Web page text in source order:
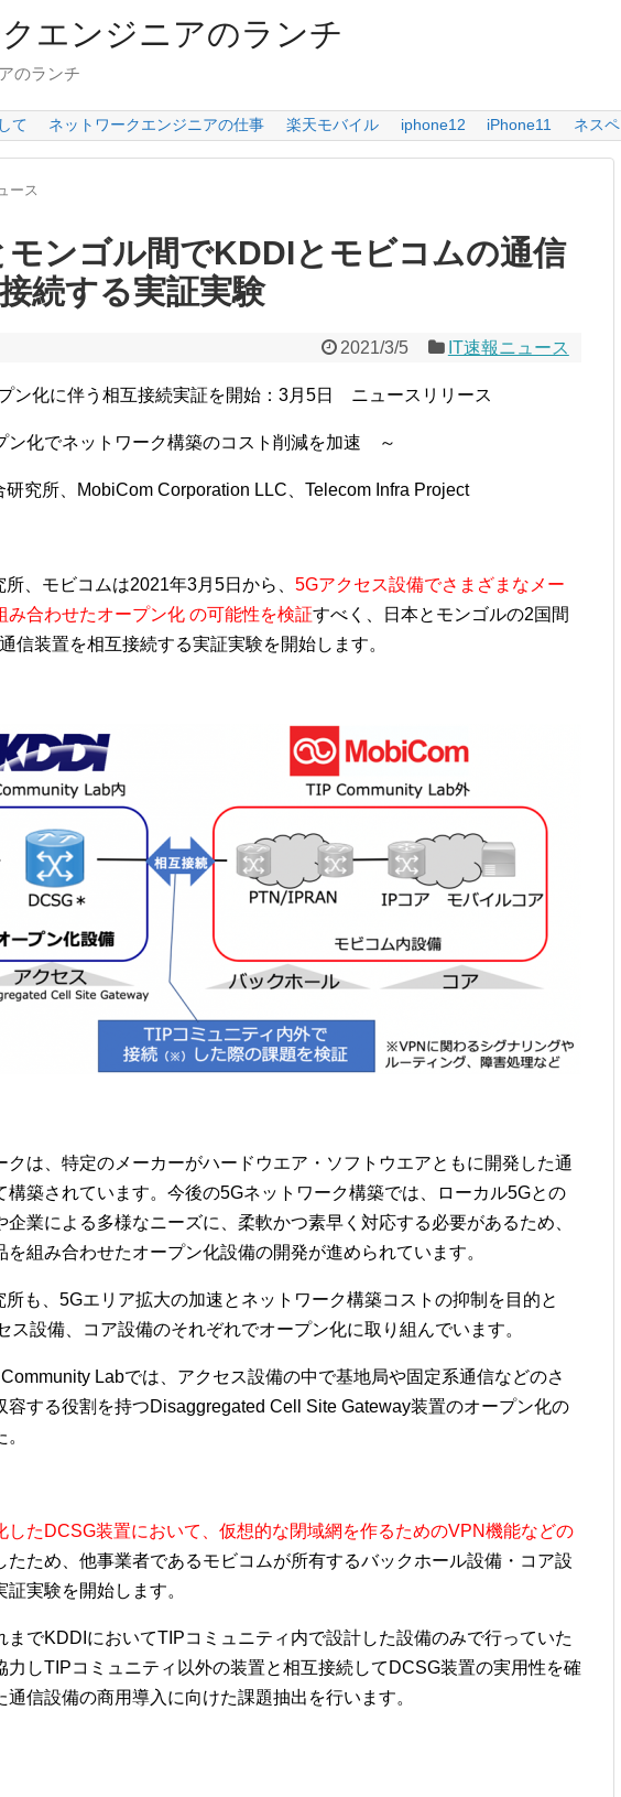
エンジニアのランチ
のランチ
て ネットワークエンジニアの仕事 楽天モバイル iphone12 iPhone11 ネスペ
ース
モンゴル間でKDDIとモビコムの通信
続する実証実験
2021/3/5 IT速報ニュース
ン化に伴う相互接続実証を開始：3月5日 ニュースリリース
化でネットワーク構築のコスト削減を加速 ～
究所、MobiCom Corporation LLC、Telecom Infra Project
、モビコムは2021年3月5日から、 5Gアクセス設備でさまざまなメー
み合わせたオープン化 の可能性を検証すべく、日本とモンゴルの2国間
信装置を相互接続する実証実験を開始します。
クは、特定のメーカーがハードウエア・ソフトウエアともに開発した通
構築されています。今後の5Gネットワーク構築では、ローカル5Gとの
業による多様なニーズに、柔軟かつ素早く対応する必要があるため、
組み合わせたオープン化設備の開発が進められています。
も、5Gエリア拡大の加速とネットワーク構築コストの抑制を目的と
ス設備、コア設備のそれぞれでオープン化に取り組んでいます。
Labでは、アクセス設備の中で基地局や固定系通信などのさ
容する役割を持つDisaggregated Cell Site Gateway装置のオープン化の
したDCSG装置において、仮想的な閉域網を作るためのVPN機能などの
たため、他事業者であるモビコムが所有するバックホール設備・コア設
実験を開始します。
までKDDIにおいてTIPコミュニティ内で設計した設備のみで行っていた
力しTIPコミュニティ以外の装置と相互接続してDCSG装置の実用性を確
信設備の商用導入に向けた課題抽出を行います。